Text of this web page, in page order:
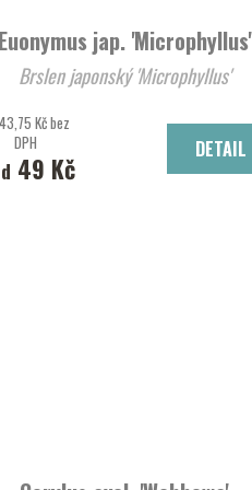
jap. 'Microphyllus'
Brslen japonský 'Microphyllus'
Kč bez
DPH
49 Kč
DETAIL